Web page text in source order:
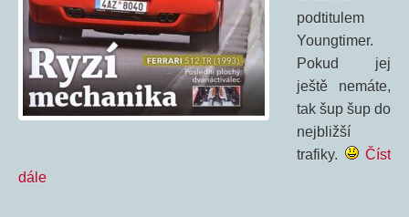
podtitulem
Youngtimer.
Pokud jej
ještě nemáte,
tak šup šup do
nejbližší
trafiky.
Číst
dále